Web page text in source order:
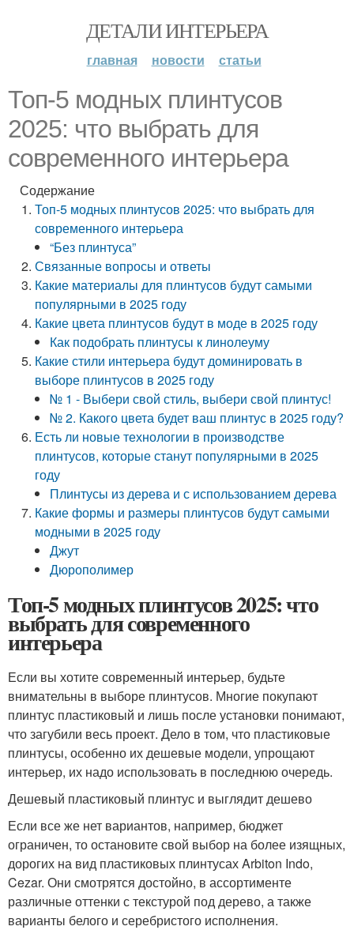
ДЕТАЛИ ИНТЕРЬЕРА
главная новости статьи
Топ-5 модных плинтусов
2025: что выбрать для
современного интерьера
Содержание
Топ-5 модных плинтусов 2025: что выбрать для
современного интерьера
“Без плинтуса”
Связанные вопросы и ответы
Какие материалы для плинтусов будут самыми
популярными в 2025 году
Какие цвета плинтусов будут в моде в 2025 году
Как подобрать плинтусы к линолеуму
Какие стили интерьера будут доминировать в
выборе плинтусов в 2025 году
№ 1 - Выбери свой стиль, выбери свой плинтус!
№ 2. Какого цвета будет ваш плинтус в 2025 году?
Есть ли новые технологии в производстве
плинтусов, которые станут популярными в 2025
году
Плинтусы из дерева и с использованием дерева
Какие формы и размеры плинтусов будут самыми
модными в 2025 году
Джут
Дюрополимер
Топ-5 модных плинтусов 2025: что
выбрать для современного
интерьера
Если вы хотите современный интерьер, будьте
внимательны в выборе плинтусов. Многие покупают
плинтус пластиковый и лишь после установки понимают,
что загубили весь проект. Дело в том, что пластиковые
плинтусы, особенно их дешевые модели, упрощают
интерьер, их надо использовать в последнюю очередь.
Дешевый пластиковый плинтус и выглядит дешево
Если все же нет вариантов, например, бюджет
ограничен, то остановите свой выбор на более изящных,
дорогих на вид пластиковых плинтусах Arbiton Indo,
Cezar. Они смотрятся достойно, в ассортименте
различные оттенки с текстурой под дерево, а также
варианты белого и серебристого исполнения.